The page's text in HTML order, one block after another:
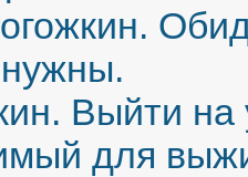
Выйти на
для